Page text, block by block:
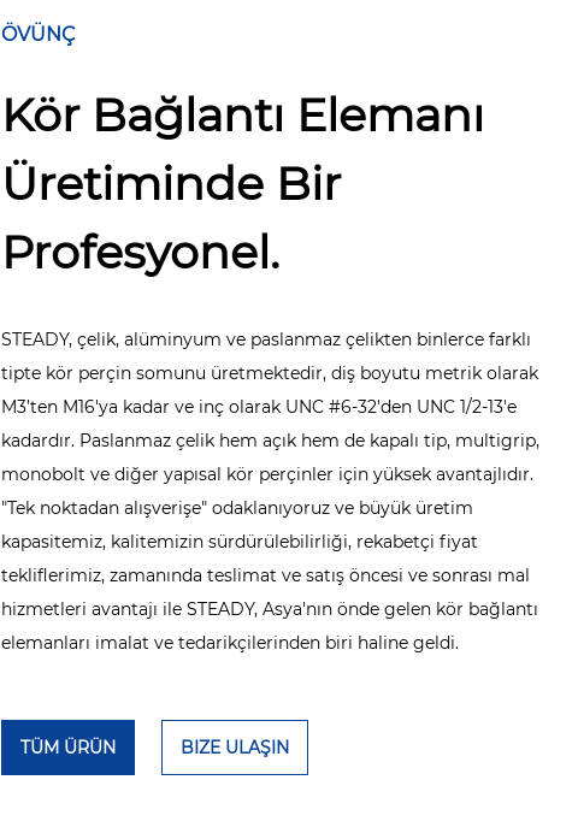
ÖVÜNÇ
Kör Bağlantı Elemanı
Üretiminde Bir
Profesyonel.
STEADY, çelik, alüminyum ve paslanmaz çelikten binlerce farklı
tipte kör perçin somunu üretmektedir, diş boyutu metrik olarak
M3’ten M16'ya kadar ve inç olarak UNC #6-32'den UNC 1/2-13'e
kadardır. Paslanmaz çelik hem açık hem de kapalı tip, multigrip,
monobolt ve diğer yapısal kör perçinler için yüksek avantajlıdır.
"Tek noktadan alışverişe" odaklanıyoruz ve büyük üretim
kapasitemiz, kalitemizin sürdürülebilirliği, rekabetçi fiyat
tekliflerimiz, zamanında teslimat ve satış öncesi ve sonrası mal
hizmetleri avantajı ile STEADY, Asya'nın önde gelen kör bağlantı
elemanları imalat ve tedarikçilerinden biri haline geldi.
TÜM ÜRÜN BIZE ULAŞIN